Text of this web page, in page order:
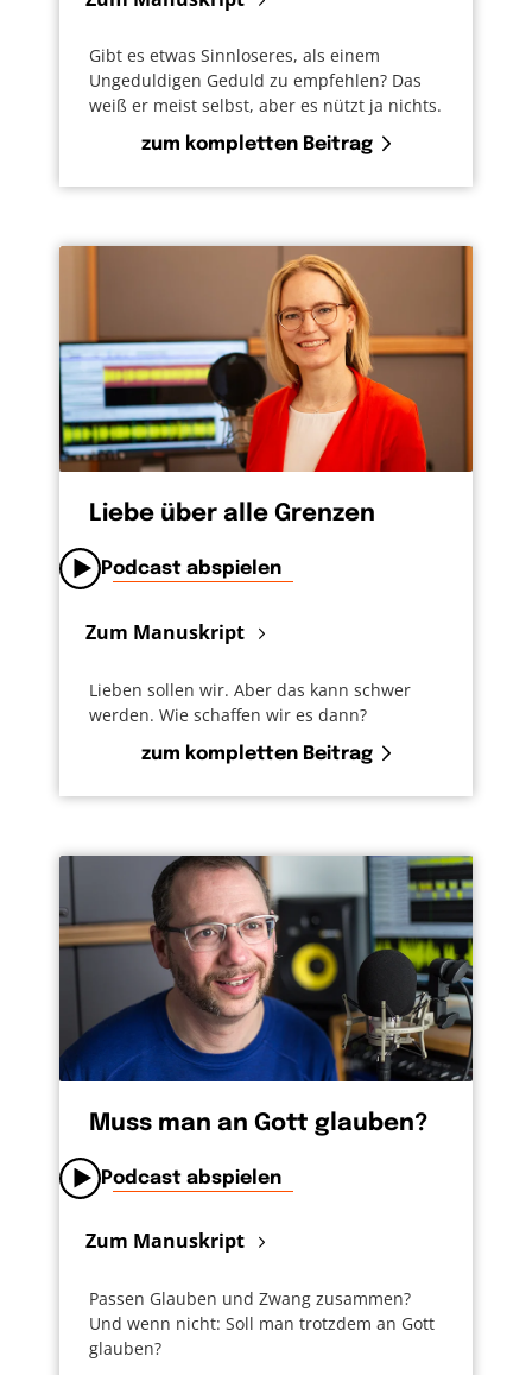
Gibt es etwas Sinnloseres, als einem
Ungeduldigen Geduld zu empfehlen? Das
weiß er meist selbst, aber es nützt ja nichts.
zum kompletten Beitrag
Liebe über alle Grenzen
Podcast abspielen
Zum Manuskript
Lieben sollen wir. Aber das kann schwer
werden. Wie schaffen wir es dann?
zum kompletten Beitrag
Muss man an Gott glauben?
Podcast abspielen
Zum Manuskript
Passen Glauben und Zwang zusammen?
Und wenn nicht: Soll man trotzdem an Gott
glauben?